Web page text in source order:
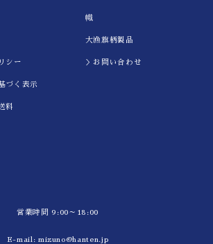
シー
づく表示
料
幟
大漁旗柄製品
＞お問い合わせ
営業時間 9:00～18:00
E-mail: mizuno@hanten.jp